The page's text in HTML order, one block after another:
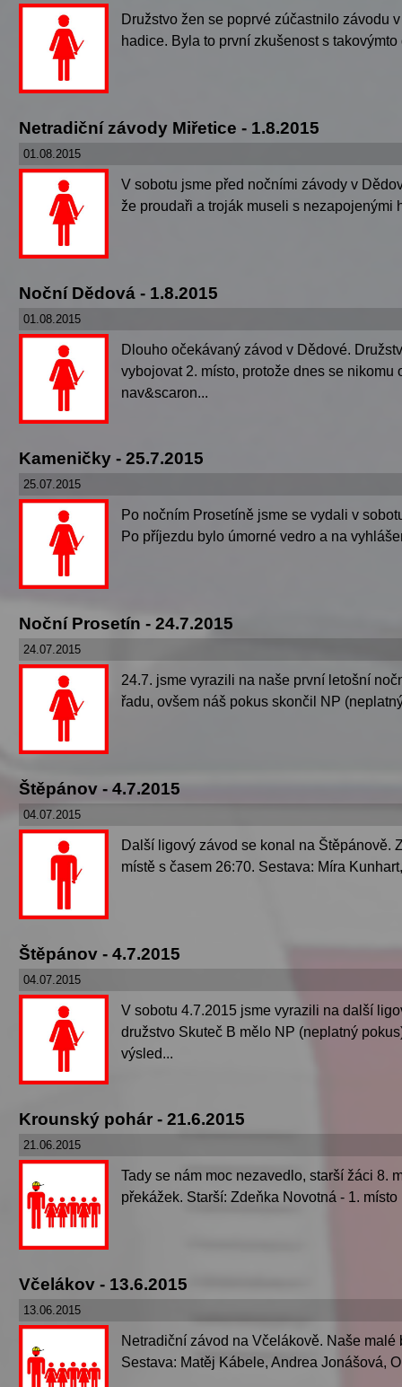
Družstvo žen se poprvé zúčastnilo závodu
hadice. Byla to první zkušenost s
Netradiční závody Miřetice - 1.8.2015
01.08.2015
V sobotu jsme před nočními závody v
že proudaři a troják museli s nezapojenými
Noční Dědová - 1.8.2015
01.08.2015
Dlouho očekávaný závod v Dědové.
vybojovat 2. místo, protože dnes se
nav&scaron...
Kameničky - 25.7.2015
25.07.2015
Po nočním Prosetíně jsme se vydali v
Po příjezdu bylo úmorné vedro a na
Noční Prosetín - 24.7.2015
24.07.2015
24.7. jsme vyrazili na naše první letošní
řadu, ovšem náš pokus skončil NP
Štěpánov - 4.7.2015
04.07.2015
Další ligový závod se konal na Štěpánově.
místě s časem 26:70. Sestava: Míra
Štěpánov - 4.7.2015
04.07.2015
V sobotu 4.7.2015 jsme vyrazili na další
družstvo Skuteč B mělo NP (neplatný
výsled...
Krounský pohár - 21.6.2015
21.06.2015
Tady se nám moc nezavedlo, starší žáci 8.
překážek. Starší: Zdeňka Novotná - 1.
Včelákov - 13.6.2015
13.06.2015
Netradiční závod na Včelákově. Naše
Sestava: Matěj Kábele, Andrea Jonášová,